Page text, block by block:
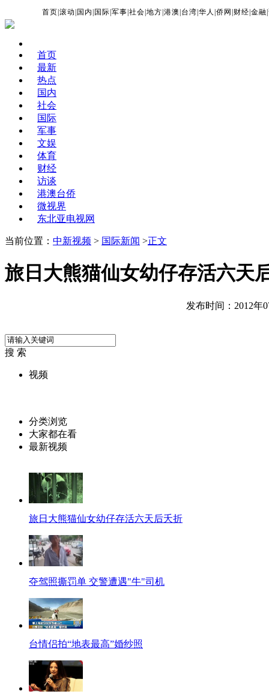
首页 |滚动 国内 国际 |军事 |社会 |地方 |港澳 台湾 |华人 |侨网 财经 |金融 |
首页
最新
热点
国内
社会
国际
军事
文娱
体育
财经
访谈
港澳台侨
微视界
东北亚电视网
当前位置： 中新视频 > 国际新闻 >正文
旅日大熊猫仙女幼仔存活六天
发布时间：2012年
搜 索
视频
分类浏览
大家都在看
最新视频
旅日大熊猫仙女幼仔存活六天后夭折
夺驾照撕罚单 交警遭遇"牛"司机
台情侣拍“地表最高”婚纱照